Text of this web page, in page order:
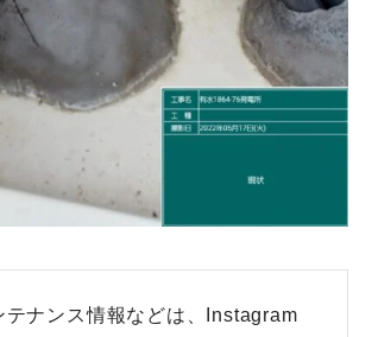
テナンス情報などは、Instagram